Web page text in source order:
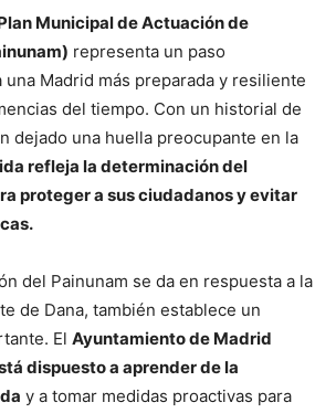
Municipal de Actuación de
representa un paso
Madrid más preparada y resiliente
del tiempo. Con un historial de
dejado una huella preocupante en la
refleja la determinación del
proteger a sus ciudadanos y evitar
del Painunam se da en respuesta a la
de Dana, también establece un
El Ayuntamiento de Madrid
dispuesto a aprender de la
y a tomar medidas proactivas para